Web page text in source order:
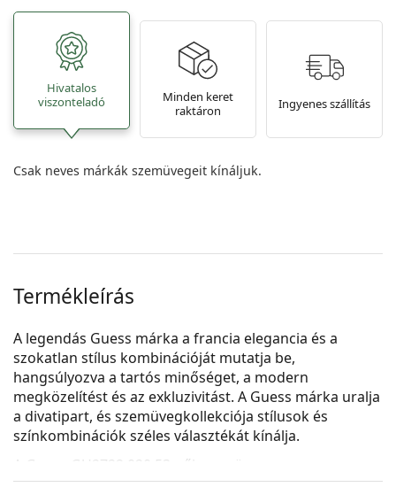
Hivatalos
viszonteladó
Minden keret
raktáron
Ingyenes szállítás
Csak neves márkák szemüvegeit kínáljuk.
Termékleírás
A legendás Guess márka a francia elegancia és a
szokatlan stílus kombinációját mutatja be,
hangsúlyozva a tartós minőséget, a modern
megközelítést és az exkluzivitást. A Guess márka uralja
a divatipart, és szemüvegkollekciója stílusok és
színkombinációk széles választékát kínálja.
A
Guess GU2722 020 53
női szemüveg.